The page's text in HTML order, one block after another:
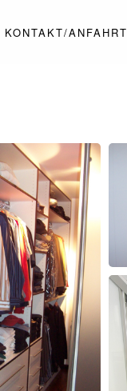
KONTAKT/ANFAHRT